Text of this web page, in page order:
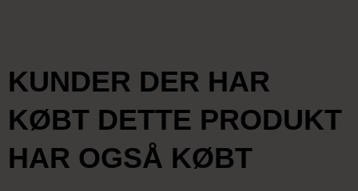
KUNDER DER HAR
KØBT DETTE PRODUKT
HAR OGSÅ KØBT